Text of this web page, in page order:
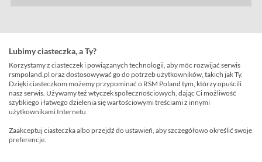
będzie do opodatkowania spółki
zagranicznej w Polsce?
Osobami działającymi w Polsce w formie
zagranicznego zakładu (nazywanymi również
zależnymi przedstawicielami) są osoby uprawnione
do angażowania zagranicznej spółki w działalność
Lubimy ciasteczka, a Ty?
Korzystamy z ciasteczek i powiązanych technologii, aby móc rozwijać serwis
rsmpoland.pl oraz dostosowywać go do potrzeb użytkowników, takich jak Ty.
Dzięki ciasteczkom możemy przypominać o RSM Poland tym, którzy opuścili
nasz serwis. Używamy też wtyczek społecznościowych, dając Ci możliwość
szybkiego i łatwego dzielenia się wartościowymi treściami z innymi
użytkownikami Internetu.
Zaakceptuj ciasteczka albo przejdź do ustawień, aby szczegółowo określić swoje
preferencje.